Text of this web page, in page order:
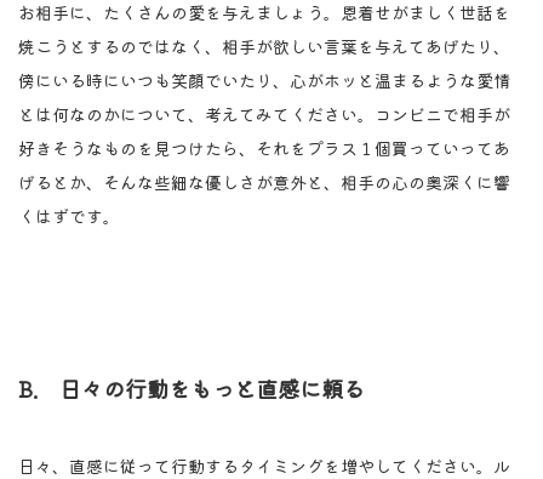
お相手に、たくさんの愛を与えましょう。恩着せがましく世話を
焼こうとするのではなく、相手が欲しい言葉を与えてあげたり、
傍にいる時にいつも笑顔でいたり、心がホッと温まるような愛情
とは何なのかについて、考えてみてください。コンビニで相手が
好きそうなものを見つけたら、それをプラス１個買っていってあ
げるとか、そんな些細な優しさが意外と、相手の心の奥深くに響
くはずです。
B. 日々の行動をもっと直感に頼る
日々、直感に従って行動するタイミングを増やしてください。ル